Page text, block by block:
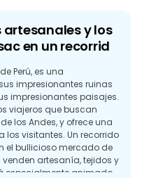
y los
en un recorrid
Perú, es una
impresionantes ruinas
impresionantes paisajes.
viajeros que buscan
los Andes, y ofrece una
visitantes. Un recorrido
el bullicioso mercado de
artesanía, tejidos y
especialmente animado